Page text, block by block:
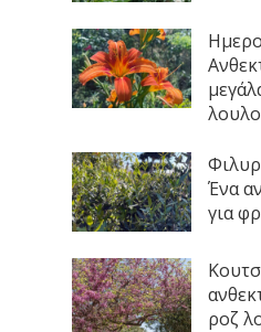
Ένα
για
ροζ